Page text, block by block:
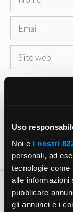
Uso
Noi e i nostri
personali, ad
tecnologie
alle informazioni
pubblicare
gli annunci e i
Email
Sito
browser per
Ricerca
per: